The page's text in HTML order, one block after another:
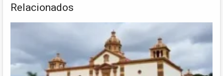
Relacionados